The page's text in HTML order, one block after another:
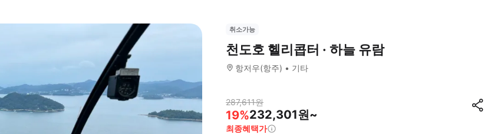
취소가능
천도호 헬리콥터 · 하늘 유람
항저우(항주) 기타
287,611원
19%232,301원~
최종혜택가